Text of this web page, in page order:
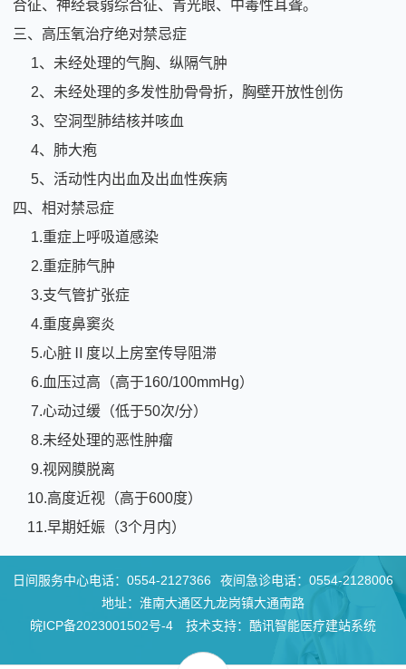
合征、神经衰弱综合征、青光眼、中毒性耳聋。
三、高压氧治疗绝对禁忌症
1、未经处理的气胸、纵隔气肿
2、未经处理的多发性肋骨骨折，胸壁开放性创伤
3、空洞型肺结核并咳血
4、肺大疱
5、活动性内出血及出血性疾病
四、相对禁忌症
1.重症上呼吸道感染
2.重症肺气肿
3.支气管扩张症
4.重度鼻窦炎
5.心脏Ⅱ度以上房室传导阻滞
6.血压过高（高于160/100mmHg）
7.心动过缓（低于50次/分）
8.未经处理的恶性肿瘤
9.视网膜脱离
10.高度近视（高于600度）
11.早期妊娠（3个月内）
日间服务中心电话： 0554-2127366 夜间急诊电话： 0554-2128006
地址：淮南大通区九龙岗镇大通南路
皖ICP备2023001502号-4
技术支持：酷讯智能医疗建站系统